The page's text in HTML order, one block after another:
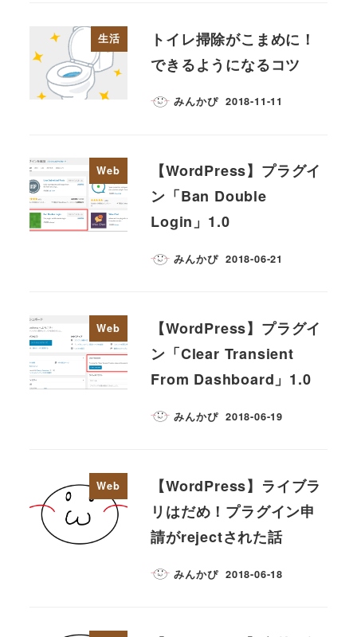
生活
トイレ掃除がこまめに！
できるようになるコツ
みんかぴ 2018-11-11
Web
【WordPress】プラグイ
ン「Ban Double
Login」1.0
みんかぴ 2018-06-21
Web
【WordPress】プラグイ
ン「Clear Transient
From Dashboard」1.0
みんかぴ 2018-06-19
Web
【WordPress】ライブラ
リはだめ！プラグイン申
請がrejectされた話
みんかぴ 2018-06-18